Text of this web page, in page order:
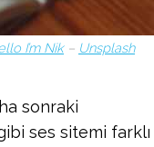
I’m Nik– Unsplash
sonraki
ses sitemi farklı